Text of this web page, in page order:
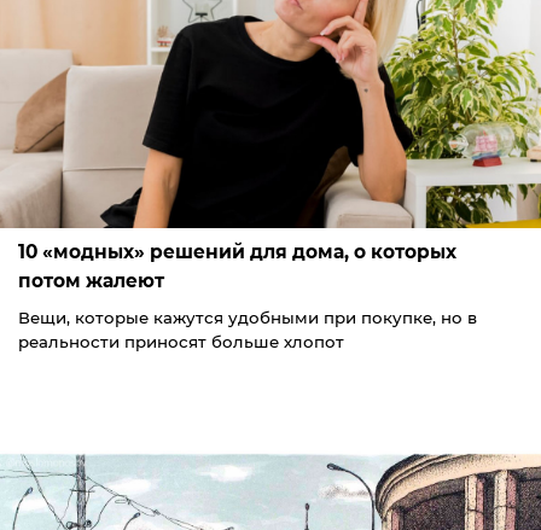
10 «модных» решений для дома, о которых
потом жалеют
Вещи, которые кажутся удобными при покупке, но в
реальности приносят больше хлопот